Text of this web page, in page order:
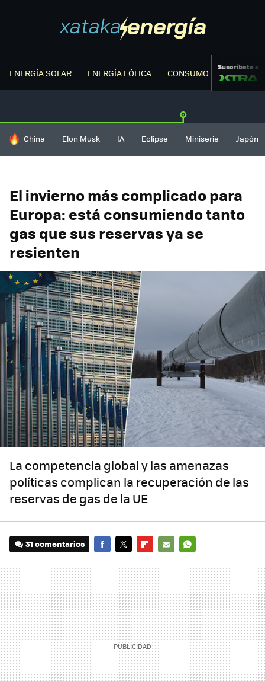
ENERGÍA SOLAR ENERGÍA EÓLICA CONSUMO ENERGÉTICO
Suscríbete a
HOY SE HABLA DE
China Elon Musk IA Eclipse Miniserie Japón
El invierno más complicado para
Europa: está consumiendo tanto
gas que sus reservas ya se
resienten
La competencia global y las amenazas
políticas complican la recuperación de las
reservas de gas de la UE
31 comentarios
MAIL